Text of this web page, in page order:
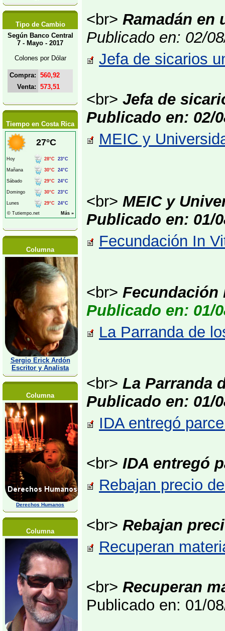
Tipo de Cambio
Según Banco Central
7 - Mayo - 2017
Colones por Dólar
Compra: 560,92
Venta: 573,51
Tiempo en Costa Rica
Columna
Sergio Erick Ardón
Escritor y Analista
Columna
Derechos Humanos
Columna
<br> Ramadán en
Publicado en: 02/
Jefa de sicarios
<br> Jefa de
Publicado en: 02/
MEIC y
<br> MEIC y
Publicado en: 01/
Fecundación In
<br> Fecundación
Publicado en: 01/
La Parranda de
<br> La Parranda
Publicado en: 01/
IDA entregó
<br> IDA entregó
Rebajan precio
<br> Rebajan
Recuperan
<br> Recuperan
Publicado en: 01/